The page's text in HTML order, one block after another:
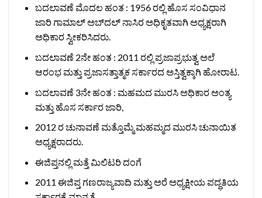
ಬದಲಾವಣೆ ಮೊದಲ ಹಂತ : 1956 ರಲ್ಲಿ ಹೊಸ ಸಂವಿಧಾನ
ಜಾರಿ ಗಾಮಾಲ್ ಅಬ್‌ದಲ್ ನಾಸಿರ ಅಧಿಕೃತವಾಗಿ ಅಧ್ಯಕ್ಷರಾಗಿ
ಅಧಿಕಾರ ಸ್ವೀಕರಿಸಿದರು.
ಬದಲಾವಣೆ 2ನೇ ಹಂತ : 2011 ರಲ್ಲಿ ಪ್ರಜಾಪ್ರಭುತ್ವ ಅಲೆ
ಆರಂಭ ಮತ್ತು ಪ್ರಜಾಸತ್ತಾತ್ಮಕ ಸರ್ಕಾರದ ಅಸ್ತಿತ್ವಕ್ಕಾಗಿ ಹೋರಾಟ.
ಬದಲಾವಣೆ 3ನೇ ಹಂತ : ಮಹಮದ ಮುರಸಿ ಅಧಿಕಾರ ಅಂತ್ಯ
ಮತ್ತು ಹೊಸ ಸರ್ಕಾರ ಜಾರಿ,
2012 ರ ಚುನಾವಣೆ ಮತ್ತೊಮ್ಮೆ ಮಹಮ್ಮದ ಮುರಸಿ ಚುನಾಯಿತ
ಅಧ್ಯಕ್ಷರಾದರು.
ಈಜಿಪ್ತನಲ್ಲಿ ಮತ್ತೆ ಮಿಲಿಟರಿ ದಂಗೆ
2011 ಈಜಿಪ್ತ ಗಣರಾಜ್ಯವಾದಿ ಮತ್ತು ಅರೆ ಅಧ್ಯಕ್ಷೀಯ ಪದ್ಧತಿಯ